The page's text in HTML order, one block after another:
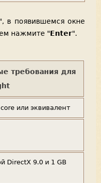
", в появившемся окне
нажмите "Enter".
требования для
или эквивалент
DirectX 9.0 и 1 GB